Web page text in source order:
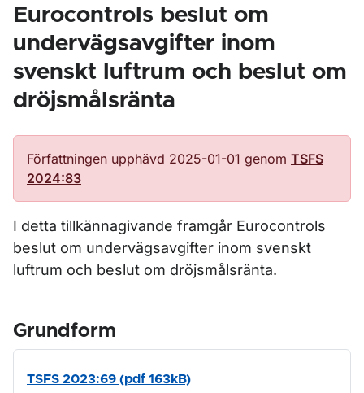
Eurocontrols beslut om
undervägsavgifter inom
svenskt luftrum och beslut om
dröjsmålsränta
Författningen upphävd 2025-01-01 genom TSFS
2024:83
I detta tillkännagivande framgår Eurocontrols
beslut om undervägsavgifter inom svenskt
luftrum och beslut om dröjsmålsränta.
Grundform
TSFS 2023:69 (pdf 163kB)